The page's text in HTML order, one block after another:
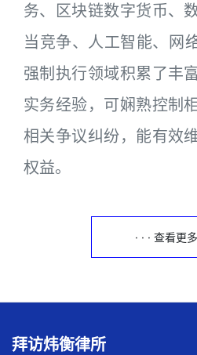
务、区块链数字货币、
当竞争、人工智能、网
强制执行领域积累了丰
实务经验，可娴熟控制
相关争议纠纷，能有效
权益。
· · · 查看更多
拜访炜衡律所